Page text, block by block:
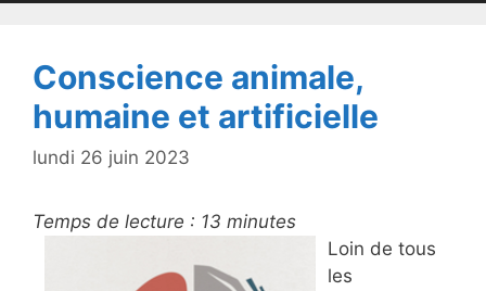
Conscience animale,
humaine et artificielle
lundi 26 juin 2023
Temps de lecture : 13 minutes
Loin de tous
les